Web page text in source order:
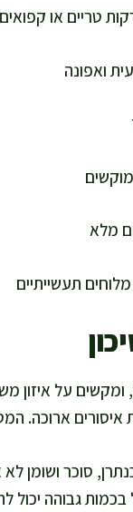
טריים או קפואים
מלא
תעשייתיים
ומקשים על איזון
איסורים ארוכה.
סוכר ושומן
גבוהה יכול